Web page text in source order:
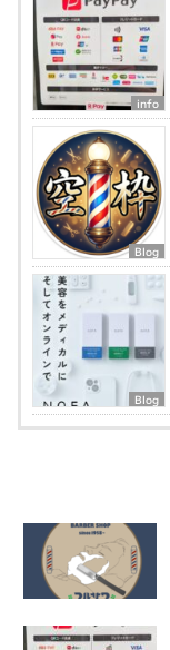
info
Blog
Blog